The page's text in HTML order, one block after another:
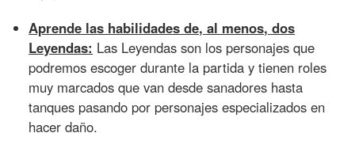
Aprende las habilidades de, al menos, dos
Leyendas: Las Leyendas son los personajes que
podremos escoger durante la partida y tienen roles
muy marcados que van desde sanadores hasta
tanques pasando por personajes especializados en
hacer daño.